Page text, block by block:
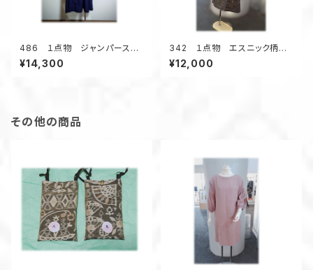
486 １点物 ジャンパースカ
ート テントラインワンピース
紬着物リメイク 大きいサイ
¥14,300
342 １点物 エスニック柄
紬 Aラインワンピース ジャン
スカ オールシーズン 着物リ
¥12,000
その他の商品